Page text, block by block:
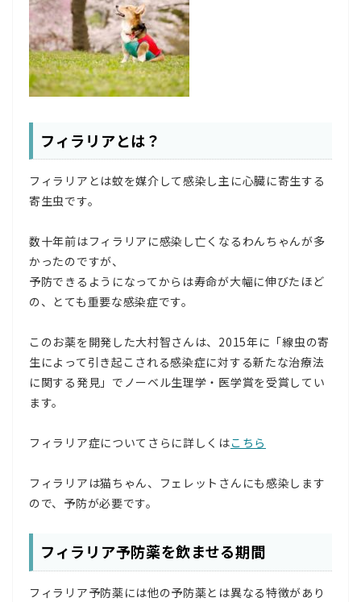
フィラリアとは？
フィラリアとは蚊を媒介して感染し主に心臓に寄生する
寄生虫です。
数十年前はフィラリアに感染し亡くなるわんちゃんが多
かったのですが、
予防できるようになってからは寿命が大幅に伸びたほど
の、とても重要な感染症です。
このお薬を開発した大村智さんは、2015年に「線虫の寄
生によって引き起こされる感染症に対する新たな治療法
に関する発見」でノーベル生理学・医学賞を受賞してい
ます。
フィラリア症についてさらに詳しくはこちら
フィラリアは猫ちゃん、フェレットさんにも感染します
ので、予防が必要です。
フィラリア予防薬を飲ませる期間
フィラリア予防薬には他の予防薬とは異なる特徴があり